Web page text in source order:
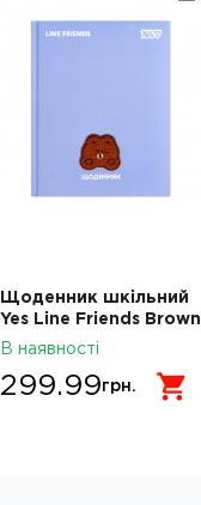
Щоденник шкільний
Yes Line Friends Brown
твердий A5 40
В наявності
299.99грн.